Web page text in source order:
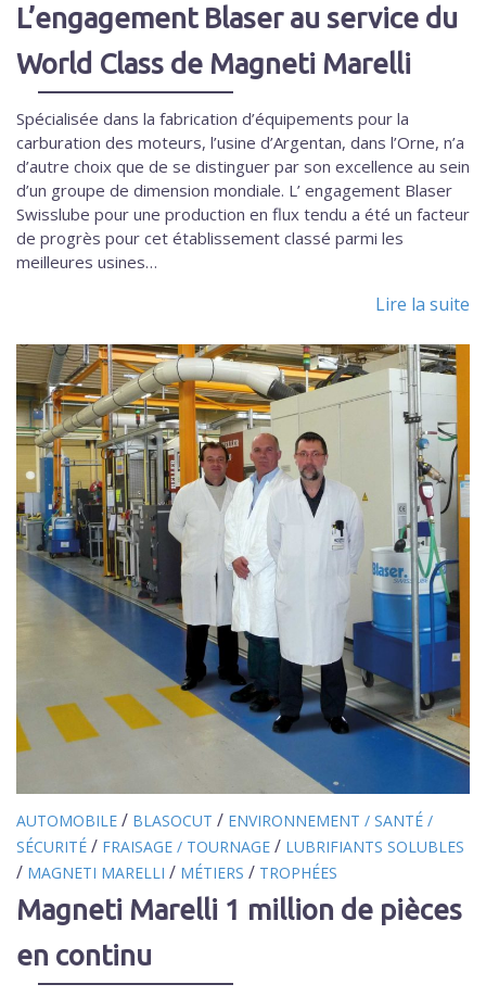
L’engagement Blaser au service du
World Class de Magneti Marelli
Spécialisée dans la fabrication d’équipements pour la
carburation des moteurs, l’usine d’Argentan, dans l’Orne, n’a
d’autre choix que de se distinguer par son excellence au sein
d’un groupe de dimension mondiale. L’ engagement Blaser
Swisslube pour une production en flux tendu a été un facteur
de progrès pour cet établissement classé parmi les
meilleures usines…
Lire la suite
AUTOMOBILE / BLASOCUT / ENVIRONNEMENT / SANTÉ /
SÉCURITÉ / FRAISAGE / TOURNAGE / LUBRIFIANTS SOLUBLES
/ MAGNETI MARELLI / MÉTIERS / TROPHÉES
Magneti Marelli 1 million de pièces
en continu